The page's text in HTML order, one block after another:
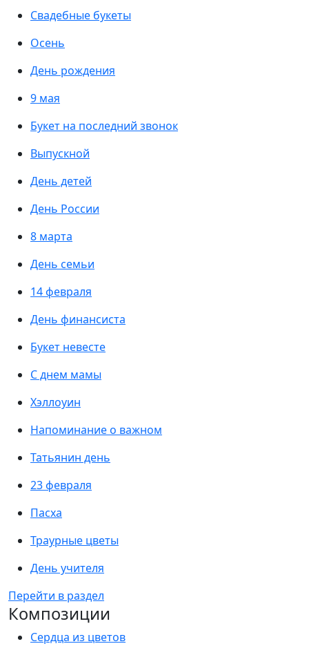
Свадебные букеты
Осень
День рождения
9 мая
Букет на последний звонок
Выпускной
День детей
День России
8 марта
День семьи
14 февраля
День финансиста
Букет невесте
С днем мамы
Хэллоуин
Напоминание о важном
Татьянин день
23 февраля
Пасха
Траурные цветы
День учителя
Перейти в раздел
Композиции
Сердца из цветов